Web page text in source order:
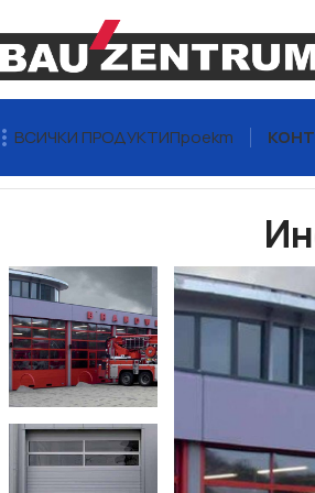
ВСИЧКИ ПРОДУКТИПроект